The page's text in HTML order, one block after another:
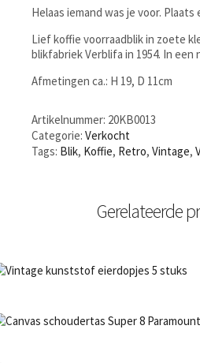
Helaas iemand was je voor.
Lief koffie voorraadblik in zoete
blikfabriek Verblifa in 1954. In
Afmetingen ca.: H 19, D 11cm
Artikelnummer: 20KB0013
Categorie: Verkocht
Tags: Blik, Koffie, Retro, Vintage,
Gerelateerde